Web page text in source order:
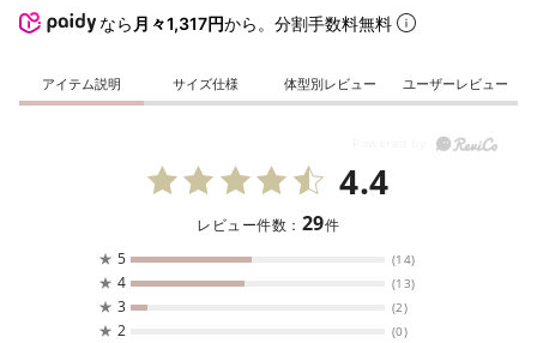
なら 月々1,317円から。分割手数料無料
アイテム説明 サイズ仕様 体型別レビュー ユーザーレビュー
4.4
レビュー件数： 29件
★ 5 (14)
★ 4 (13)
★ 3 (2)
★ 2 (0)